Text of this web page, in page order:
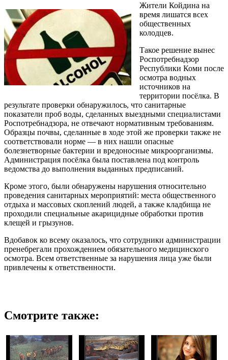
Жители Койдина на
время лишатся всех
общественных
колодцев.
Такое решение вынес
Роспотребнадзор
Республики Коми после
осмотра водных
источников на
территории посёлка. В
результате проверки обнаружилось, что санитарные
показатели проб воды, сделанных выездными специалистами
Роспотребнадзора, не отвечают нормативным требованиям.
Образцы почвы, сделанные в ходе этой же проверки также не
соответствовали норме — в них нашли опасные
болезнетворные бактерии и вредоносные микроорганизмы.
Администрация посёлка была поставлена под контроль
ведомства до выполнения выданных предписаний.
Кроме этого, были обнаружены нарушения относительно
проведения санитарных мероприятий: места общественного
отдыха и массовых скоплений людей, а также кладбища не
проходили специальные акарицидные обработки против
клещей и грызунов.
Вдобавок ко всему оказалось, что сотрудники администрации
пренебрегали прохождением обязательного медицинского
осмотра. Всем ответственные за нарушения лица уже были
привлечены к ответственности.
Смотрите также: